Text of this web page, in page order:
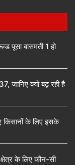
पूसा बासमती 1 हो
जानिए क्यों बढ़ रही है
किसानों के लिए इसके
के लिए कौन-सी